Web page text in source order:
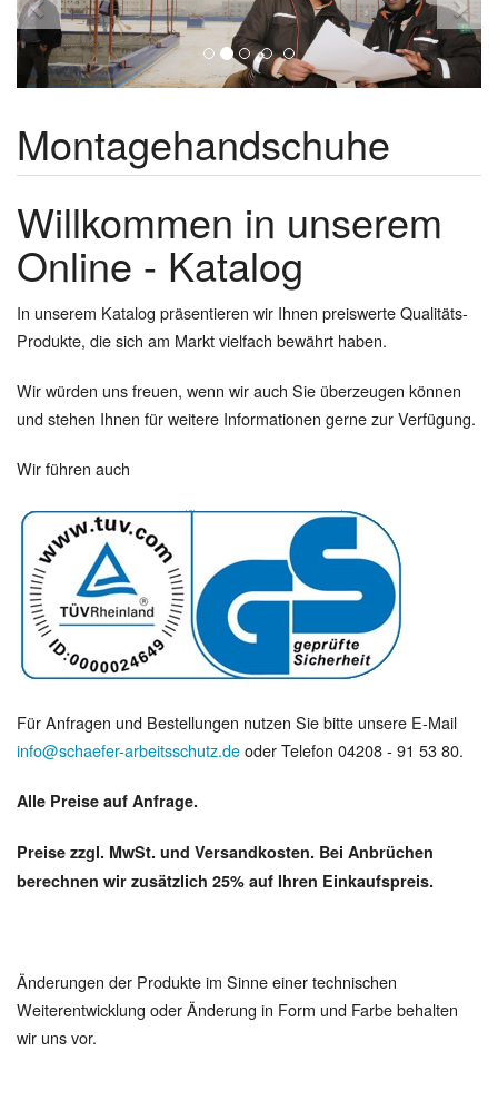
Montagehandschuhe
Willkommen in unserem
Online - Katalog
In unserem Katalog präsentieren wir Ihnen preiswerte Qualitäts-
Produkte, die sich am Markt vielfach bewährt haben.
Wir würden uns freuen, wenn wir auch Sie überzeugen können
und stehen Ihnen für weitere Informationen gerne zur Verfügung.
Wir führen auch
Für Anfragen und Bestellungen nutzen Sie bitte unsere E-Mail
info@schaefer-arbeitsschutz.deoder Telefon 04208 - 91 53 80.
Alle Preise auf Anfrage.
Preise zzgl. MwSt. und Versandkosten. Bei Anbrüchen
berechnen wir zusätzlich 25% auf Ihren Einkaufspreis.
Änderungen der Produkte im Sinne einer technischen
Weiterentwicklung oder Änderung in Form und Farbe behalten
wir uns vor.